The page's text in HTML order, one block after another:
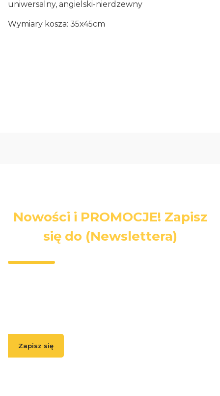
uniwersalny, angielski-nierdzewny
Wymiary kosza: 35x45cm
Nowości i PROMOCJE! Zapisz
się do (Newslettera)
Zapisz się